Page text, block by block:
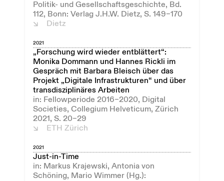
Politik- und Gesellschaftsgeschichte, Bd.
112, Bonn: Verlag J.H.W. Dietz, S. 149–170
Dietz
2021
„Forschung wird wieder entblättert“:
Monika Dommann und Hannes Rickli im
Gespräch mit Barbara Bleisch über das
Projekt „Digitale Infrastrukturen“ und über
transdisziplinäres Arbeiten
in: Fellowperiode 2016–2020, Digital
Societies, Collegium Helveticum, Zürich
2021, S. 20–29
ETH Zürich
2021
Just-in-Time
in: Markus Krajewski, Antonia von
Schöning, Mario Wimmer (Hg.):